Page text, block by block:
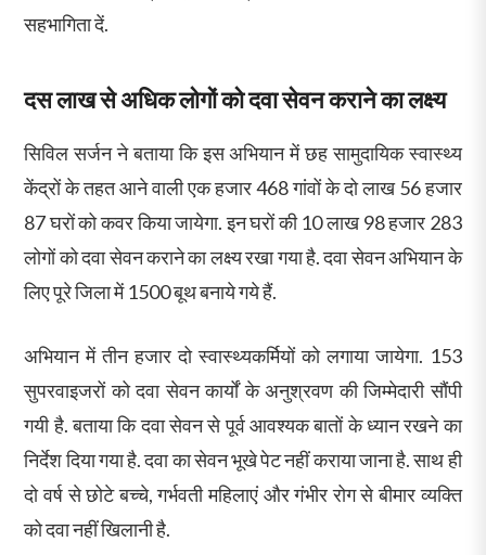
सहभागिता दें.
दस लाख से अधिक लोगों को दवा सेवन कराने का लक्ष्य
सिविल सर्जन ने बताया कि इस अभियान में छह सामुदायिक स्वास्थ्य
केंद्रों के तहत आने वाली एक हजार 468 गांवों के दो लाख 56 हजार
87 घरों को कवर किया जायेगा. इन घरों की 10 लाख 98 हजार 283
लोगों को दवा सेवन कराने का लक्ष्य रखा गया है. दवा सेवन अभियान के
लिए पूरे जिला में 1500 बूथ बनाये गये हैं.
अभियान में तीन हजार दो स्वास्थ्यकर्मियों को लगाया जायेगा. 153
सुपरवाइजरों को दवा सेवन कार्यों के अनुश्रवण की जिम्मेदारी सौंपी
गयी है. बताया कि दवा सेवन से पूर्व आवश्यक बातों के ध्यान रखने का
निर्देश दिया गया है. दवा का सेवन भूखे पेट नहीं कराया जाना है. साथ ही
दो वर्ष से छोटे बच्चे, गर्भवती महिलाएं और गंभीर रोग से बीमार व्यक्ति
को दवा नहीं खिलानी है.